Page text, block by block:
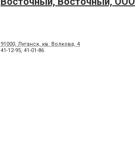
91000, Луганск, кв. Волкова, 4
41-12-95, 41-01-86